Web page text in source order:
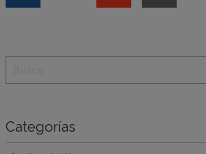
Categorías